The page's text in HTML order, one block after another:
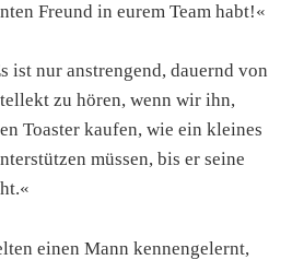
Freund in eurem Team habt!«
ist nur anstrengend, dauernd von
zu hören, wenn wir ihn,
Toaster kaufen, wie ein kleines
müssen, bis er seine
einen Mann kennengelernt,